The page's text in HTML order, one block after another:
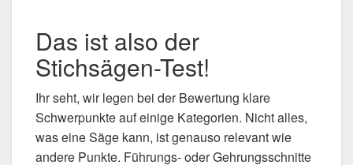
Das ist also der
Stichsägen-Test!
Ihr seht, wir legen bei der Bewertung klare
Schwerpunkte auf einige Kategorien. Nicht alles,
was eine Säge kann, ist genauso relevant wie
andere Punkte. Führungs- oder Gehrungsschnitte